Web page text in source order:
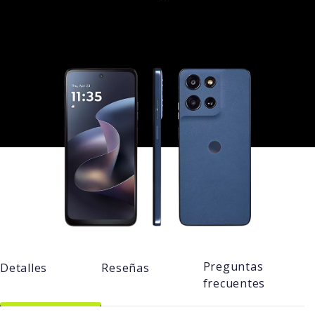
Detalles Reseñas
Preguntas
frecuentes